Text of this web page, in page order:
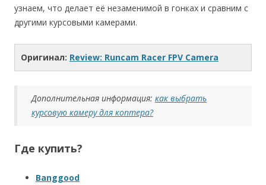
узнаем, что делает её незаменимой в гонках и сравним с
другими курсовыми камерами.
Оригинал: Review: Runcam Racer FPV Camera
Дополнительная информация: как выбрать
курсовую камеру для коптера?
Где купить?
Banggood